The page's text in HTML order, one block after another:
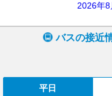
2026年
バスの接近
平日